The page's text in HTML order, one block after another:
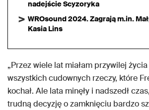
nadejście Scyzoryka
WROsound 2024. Zagrają m.in.
Kasia Lins
„Przez wiele lat miałam przywilej
wszystkich cudownych rzeczy, które
kochał. Ale lata minęły i nadszedł
trudną decyzję o zamknięciu bardzo